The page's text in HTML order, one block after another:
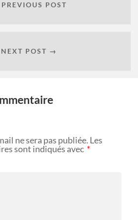
POST
NEXT POST →
ne sera pas publiée. Les
sont indiqués avec *